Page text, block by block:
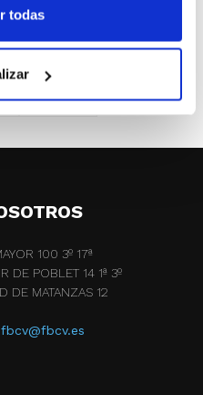
todas
benjamin
100 3º 17ª
DE POBLET 14 1ª 3º
DE MATANZAS 12
fbcv@fbcv.es